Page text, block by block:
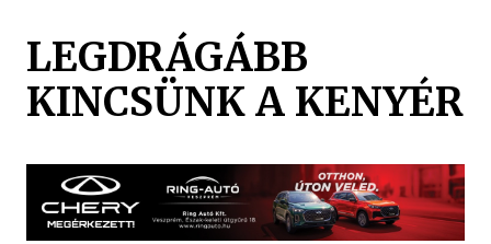
LEGDRÁGÁBB
KINCSÜNK A KENYÉR